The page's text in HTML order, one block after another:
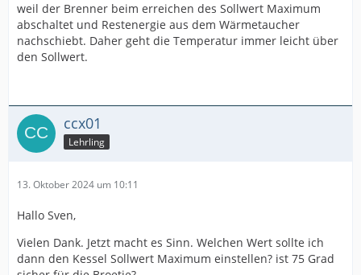
weil der Brenner beim erreichen des Sollwert Maximum
abschaltet und Restenergie aus dem Wärmetaucher
nachschiebt. Daher geht die Temperatur immer leicht über
den Sollwert.
ccx01
Lehrling
13. Oktober 2024 um 10:11
Hallo Sven,
Vielen Dank. Jetzt macht es Sinn. Welchen Wert sollte ich
dann den Kessel Sollwert Maximum einstellen? ist 75 Grad